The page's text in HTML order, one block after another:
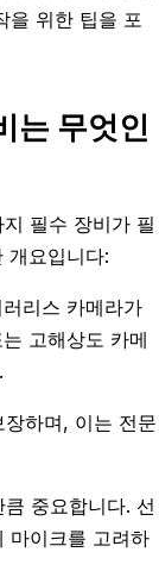
을 위한 팁을 포
는 무엇인
필수 장비가 필
개요입니다:
리스 카메라가
고해상도 카메
하며, 이는 전문
중요합니다. 선
마이크를 고려하